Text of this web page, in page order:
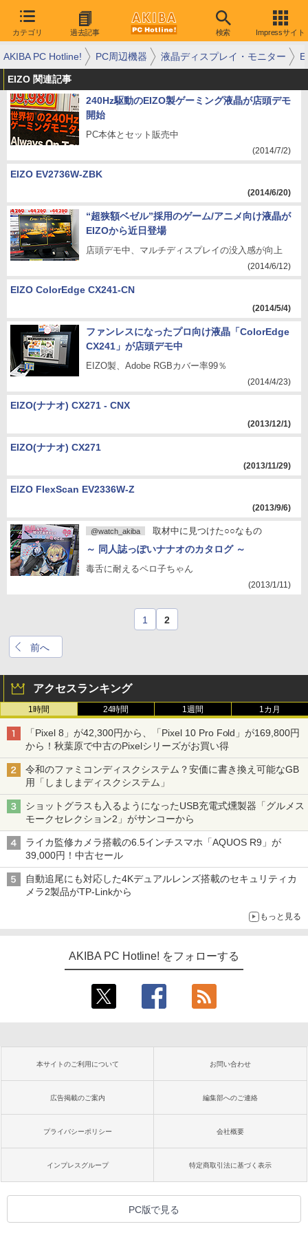
カテゴリ 過去記事 検索 Impressサイト
AKIBA PC Hotline! PC周辺機器 液晶ディスプレイ・モニター
EIZO 関連記事
240Hz駆動のEIZO製ゲーミング液晶が店頭デモ
開始
PC本体とセット販売中
(2014/7/2)
EIZO EV2736W-ZBK
(2014/6/20)
“超狭額ベゼル”採用のゲーム/アニメ向け液晶が
EIZOから近日登場
店頭デモ中、マルチディスプレイの没入感が向上
(2014/6/12)
EIZO ColorEdge CX241-CN
(2014/5/4)
ファンレスになったプロ向け液晶「ColorEdge
CX241」が店頭デモ中
EIZO製、Adobe RGBカバー率99％
(2014/4/23)
EIZO(ナナオ) CX271 - CNX
(2013/12/1)
EIZO(ナナオ) CX271
(2013/11/29)
EIZO FlexScan EV2336W-Z
(2013/9/6)
@watch_akiba 取材中に見つけた○○なもの
～ 同人誌っぽいナナオのカタログ ～
毒舌に耐えるペロ子ちゃん
(2013/1/11)
前へ
1 2
アクセスランキング
1時間 24時間 1週間 1カ月
「Pixel 8」が42,300円から、「Pixel 10 Pro Fold」が169,800円
から！秋葉原で中古のPixelシリーズがお買い得
令和のファミコンディスクシステム？安価に書き換え可能なGB
用「しましまディスクシステム」
ショットグラスも入るようになったUSB充電式燻製器「グルメス
モークセレクション2」がサンコーから
ライカ監修カメラ搭載の6.5インチスマホ「AQUOS R9」が
39,000円！中古セール
自動追尾にも対応した4Kデュアルレンズ搭載のセキュリティカ
メラ2製品がTP-Linkから
もっと見る
AKIBA PC Hotline! をフォローする
本サイトのご利用について お問い合わせ
広告掲載のご案内 編集部へのご連絡
プライバシーポリシー 会社概要
インプレスグループ 特定商取引法に基づく表示
PC版で見る